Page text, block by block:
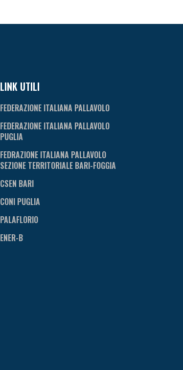
LINK UTILI
FEDERAZIONE ITALIANA PALLAVOLO
FEDERAZIONE ITALIANA PALLAVOLO
PUGLIA
FEDRAZIONE ITALIANA PALLAVOLO
SEZIONE TERRITORIALE BARI-FOGGIA
CSEN BARI
CONI PUGLIA
PALAFLORIO
ENER-B